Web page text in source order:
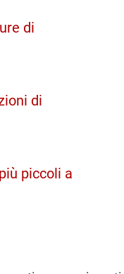
di
di
piccoli a